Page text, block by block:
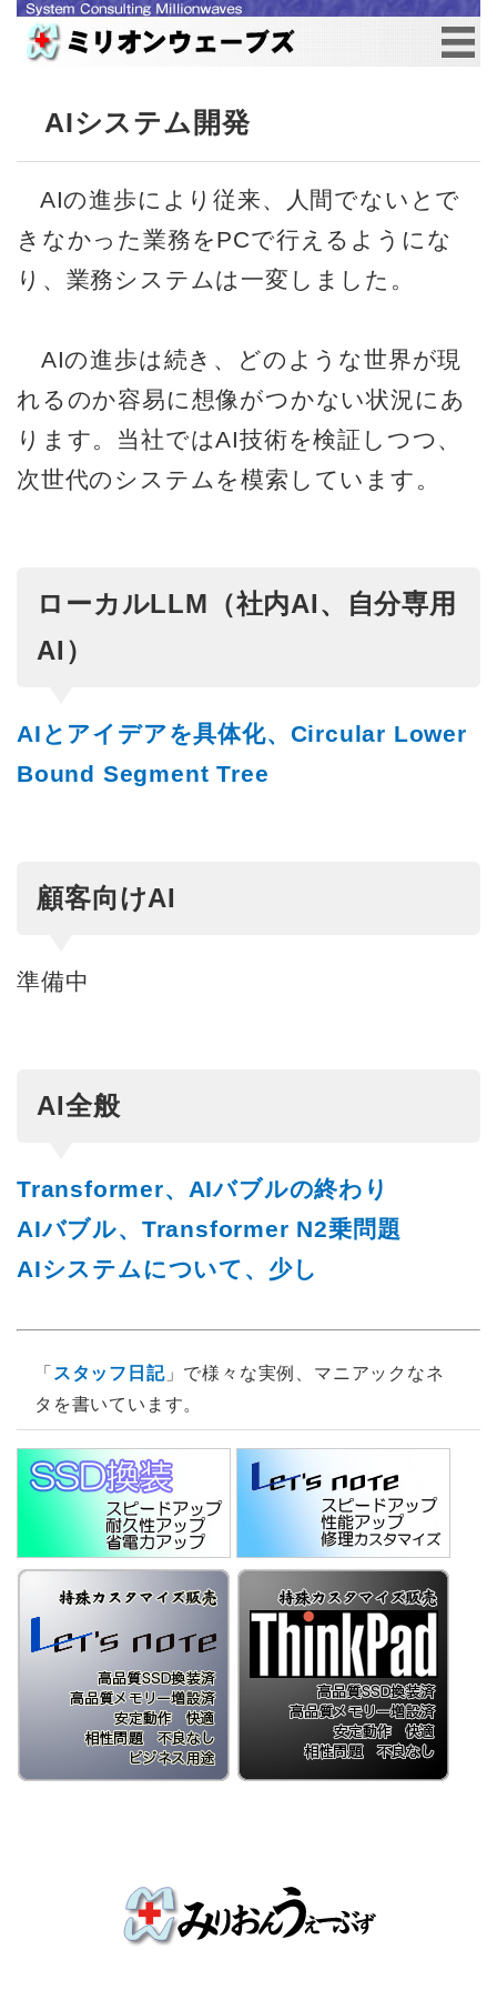
AIシステム開発
AIの進歩により従来、人間でないとで
きなかった業務をPCで行えるようにな
り、業務システムは一変しました。
AIの進歩は続き、どのような世界が現
れるのか容易に想像がつかない状況にあ
ります。当社ではAI技術を検証しつつ、
次世代のシステムを模索しています。
ローカルLLM（社内AI、自分専用
AI）
AIとアイデアを具体化、Circular Lower
Bound Segment Tree
顧客向けAI
準備中
AI全般
Transformer、AIバブルの終わり
AIバブル、Transformer N2乗問題
AIシステムについて、少し
「 スタッフ日記」で様々な実例、マニアックなネ
タを書いています。